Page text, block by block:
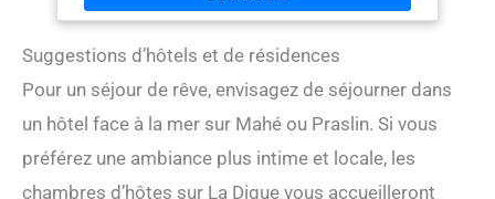
Suggestions d’hôtels et de résidences
Pour un séjour de rêve, envisagez de séjourner dans
un hôtel face à la mer sur Mahé ou Praslin. Si vous
préférez une ambiance plus intime et locale, les
chambres d’hôtes sur La Digue vous accueilleront